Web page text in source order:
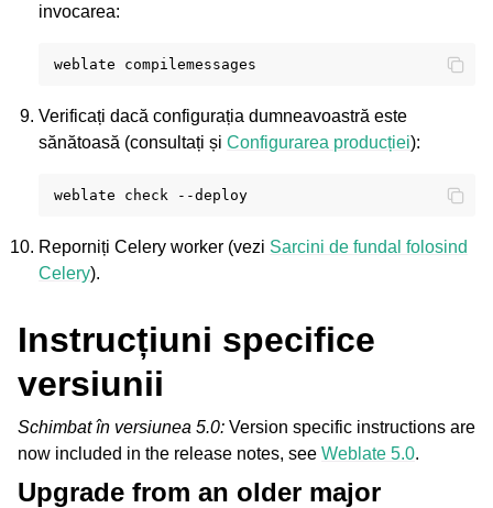
invocarea:
weblate
Verificați dacă configurația dumneavoastră este
sănătoasă (consultați șiConfigurarea producției):
weblate check
Reporniți Celery worker (vezi Sarcini de fundal folosind
Celery).
Instrucțiuni specifice
versiunii
Schimbat în versiunea 5.0: Version specific instructions are
now included in the release notes, see Weblate 5.0.
Upgrade from an older major